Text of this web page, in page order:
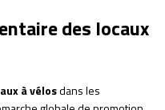
des locaux
à vélosdans les